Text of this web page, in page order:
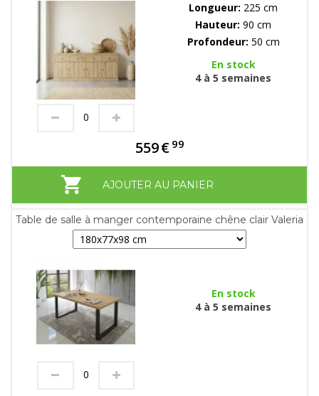
Longueur: 225 cm
Hauteur: 90 cm
Profondeur: 50 cm
En stock
4 à 5 semaines
559€ 99
AJOUTER AU PANIER
Table de salle à manger contemporaine chêne clair Valeria
En stock
4 à 5 semaines